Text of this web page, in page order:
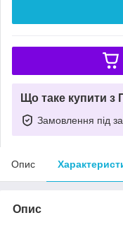
Що таке купити з
Замовлення під
Опис
Опис